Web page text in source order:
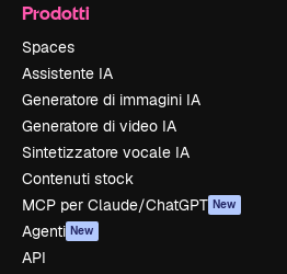
Prodotti
Spaces
Assistente IA
Generatore di immagini IA
Generatore di video IA
Sintetizzatore vocale IA
Contenuti stock
MCP per Claude/ChatGPT New
Agenti New
API